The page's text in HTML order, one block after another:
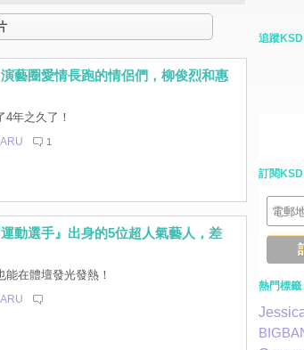
藝圈愛情長跑的情侶們，柳俊烈和惠
年之久了！
1
動選手』出身的5位超人氣藝人，差
在體壇發光發熱！
追蹤KSD
訂閱KSD
熱門標籤